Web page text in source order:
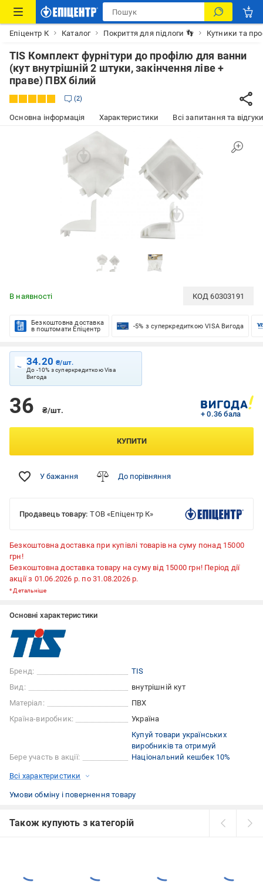
Епіцентр К Каталог Покриття для підлоги 👣 Кутники та
TIS Комплект фурнітури до профілю для ванни
(кут внутрішній 2 штуки, закінчення ліве +
праве) ПВХ білий
2
Основна інформація Характеристики Всі запитання та
В наявності КОД60303191
Безкоштовна доставка
в поштомати Епіцентр
-5% з суперкредиткою VISA Вигода
34.20₴/шт.
До -10% з суперкредиткою Visa
Вигода
36 ₴/шт. + 0.36 бала
КУПИТИ
У бажання До порівняння
Продавець товару: ТОВ «Епіцентр К»
Безкоштовна доставка при купівлі товарів на суму понад 15000
грн!
Безкоштовна доставка товару на суму від 15000 грн! Період дії
акції з 01.06.2026 р. по 31.08.2026 р.
*Детальніше
Основні характеристики
Бренд:
TIS
Вид:
внутрішній кут
Матеріал:
ПВХ
Країна-виробник:
Україна
Бере участь в акції:
Купуй товари українських
виробників та отримуй
Національний кешбек 10%
Всі характеристики
Умови обміну і повернення товару
Також купують з категорій